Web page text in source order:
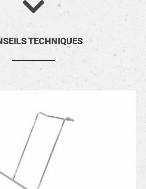
TECHNIQUES